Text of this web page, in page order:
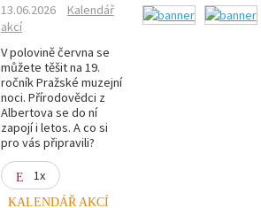
13.06.2026
Kalendář
akcí
V polovině června se
můžete těšit na 19.
ročník Pražské muzejní
noci. Přírodovědci z
Albertova se do ní
zapojí i letos. A co si
pro vás připravili?
1x
KALENDÁŘ AKCÍ